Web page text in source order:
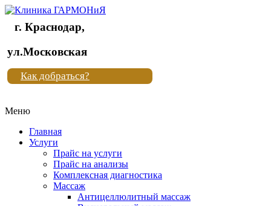
Клиника
"Новая
жизнь"
Клиника
жизнь"
г. Краснодар,
ул.Московская
Как добраться?
Меню
Главная
Услуги
Прайс на услуги
Прайс на анализы
Комплексная диагностика
Массаж
Антицеллюлитный массаж